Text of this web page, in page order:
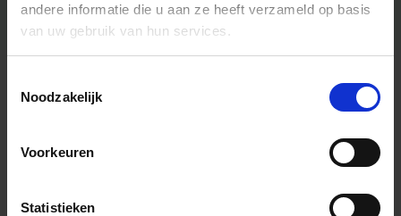
andere informatie die u aan ze heeft verzameld op basis
van uw gebruik van hun services.
Noodzakelijk
Voorkeuren
Statistieken
Algemene informatie